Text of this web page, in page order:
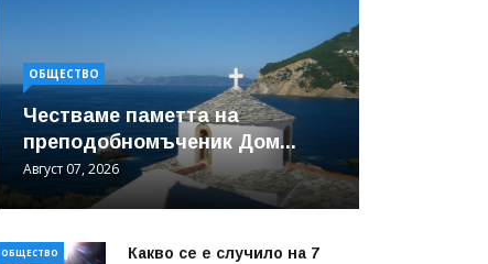
ОБЩЕСТВО
Честваме паметта на
преподобномъченик Дом...
Август 07, 2026
ОБЩЕСТВО
Какво се е случило на 7